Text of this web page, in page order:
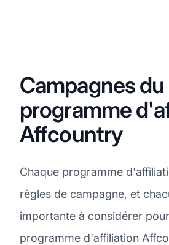
Campagnes du
programme
Affcountry
Chaque programme
règles de campagne, et
importante à considérer
programme d'affiliation